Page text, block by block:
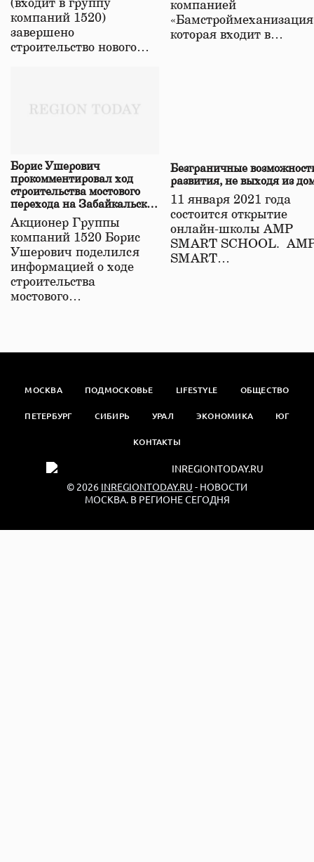
(входит в группу
компаний 1520)
завершено
строительство нового…
компанией
которая входит в…
Борис Ушерович
прокомментировал ход
строительства мостового
перехода на Забайкальской
железной дороге
Акционер Группы
компаний 1520 Борис
Ушерович поделился
информацией о ходе
строительства
мостового…
Безграничные
развития, не выходя из
11 января 2021 года
состоится открытие
онлайн-школы АМР
SMART SCHOOL.
SMART…
МОСКВА ПОДМОСКОВЬЕ LIFESTYLE ОБЩЕСТВО
ПЕТЕРБУРГ СИБИРЬ УРАЛ ЭКОНОМИКА ЮГ
КОНТАКТЫ
© 2026 INREGIONTODAY.RU - НОВОСТИ
МОСКВА. В РЕГИОНЕ СЕГОДНЯ